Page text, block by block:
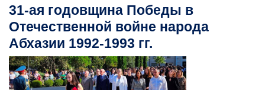
31-ая годовщина Победы в
Отечественной войне народа
Абхазии 1992-1993 гг.